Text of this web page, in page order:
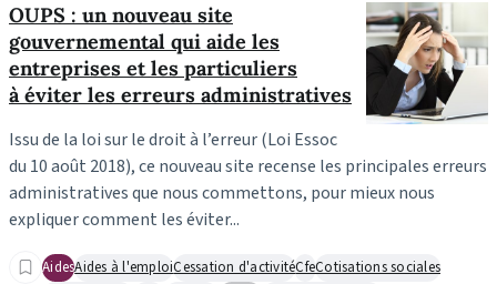
OUPS : un nouveau site
gouvernemental qui aide les
entreprises et les particuliers
à éviter les erreurs administratives
Issu de la loi sur le droit à l’erreur (Loi Essoc
du 10 août 2018), ce nouveau site recense les principales erreurs
administratives que nous commettons, pour mieux nous
expliquer comment les éviter...
AidesAides à l'emploiCessation d'activitéCfeCotisations sociales